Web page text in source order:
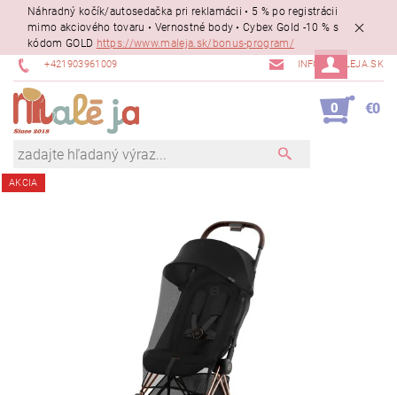
Náhradný kočík/autosedačka pri reklamácii • 5 % po registrácii
mimo akciového tovaru • Vernostné body • Cybex Gold -10 % s
kódom GOLD https://www.maleja.sk/bonus-program/
+421903961009 INFO@MALEJA.SK
0 €0
AKCIA